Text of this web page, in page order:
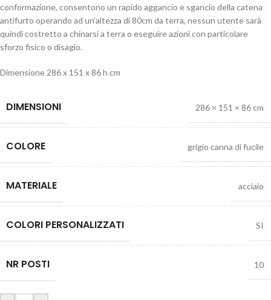
conformazione, consentono un rapido aggancio e sgancio della catena
antifurto operando ad un’altezza di 80cm da terra, nessun utente sarà
quindi costretto a chinarsi a terra o eseguire azioni con particolare
sforzo fisico o disagio.
Dimensione 286 x 151 x 86 h cm
DIMENSIONI 286 × 151 × 86 cm
COLORE grigio canna di fucile
MATERIALE acciaio
COLORI PERSONALIZZATI SI
NR POSTI 10